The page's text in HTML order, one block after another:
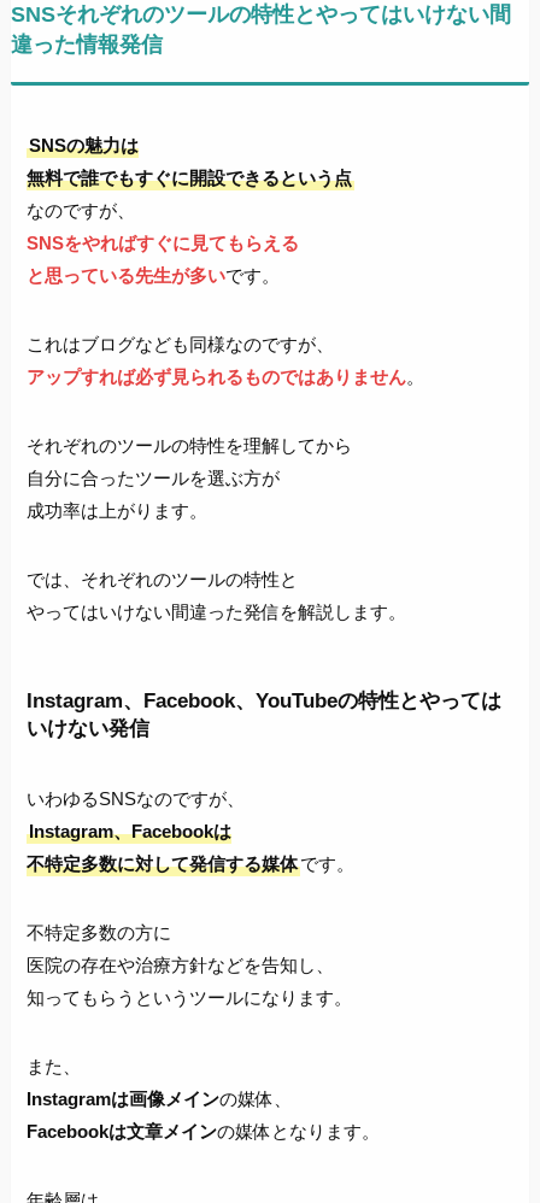
SNSそれぞれのツールの特性とやってはいけない間
違った情報発信
SNSの魅力は
無料で誰でもすぐに開設できるという点
なのですが、
SNSをやればすぐに見てもらえる
と思っている先生が多いです。
これはブログなども同様なのですが、
アップすれば必ず見られるものではありません。
それぞれのツールの特性を理解してから
自分に合ったツールを選ぶ方が
成功率は上がります。
では、それぞれのツールの特性と
やってはいけない間違った発信を解説します。
Instagram、Facebook、YouTubeの特性とやっては
いけない発信
いわゆるSNSなのですが、
Instagram、Facebookは
不特定多数に対して発信する媒体です。
不特定多数の方に
医院の存在や治療方針などを告知し、
知ってもらうというツールになります。
また、
Instagramは画像メインの媒体、
Facebookは文章メインの媒体となります。